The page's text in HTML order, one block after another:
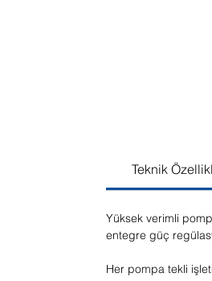
Teknik
Yüksek verimli
entegre güç
Her pompa tekli